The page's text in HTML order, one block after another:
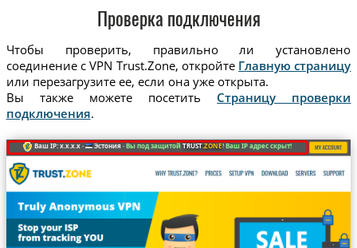
Проверка подключения
Чтобы проверить, правильно ли установлено
соединение с VPN Trust.Zone, откройте Главную страницу
или перезагрузите ее, если она уже открыта.
Вы также можете посетить Страницу проверки
подключения.
Ваш IP: x.x.x.x · Эстония ·Вы под защитойTRUST.ZONE! Ваш IP адрес скрыт!